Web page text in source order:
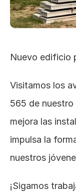
Nuevo edificio
Visitamos los
565 de
mejora las
impulsa la
nuestros
¡Sigamos